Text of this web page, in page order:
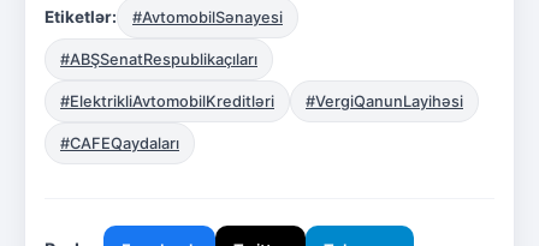
Etiketlər: #AvtomobilSənayesi
#ABŞSenatRespublikaçıları
#ElektrikliAvtomobilKreditləri #VergiQanunLayihəsi
#CAFEQaydaları